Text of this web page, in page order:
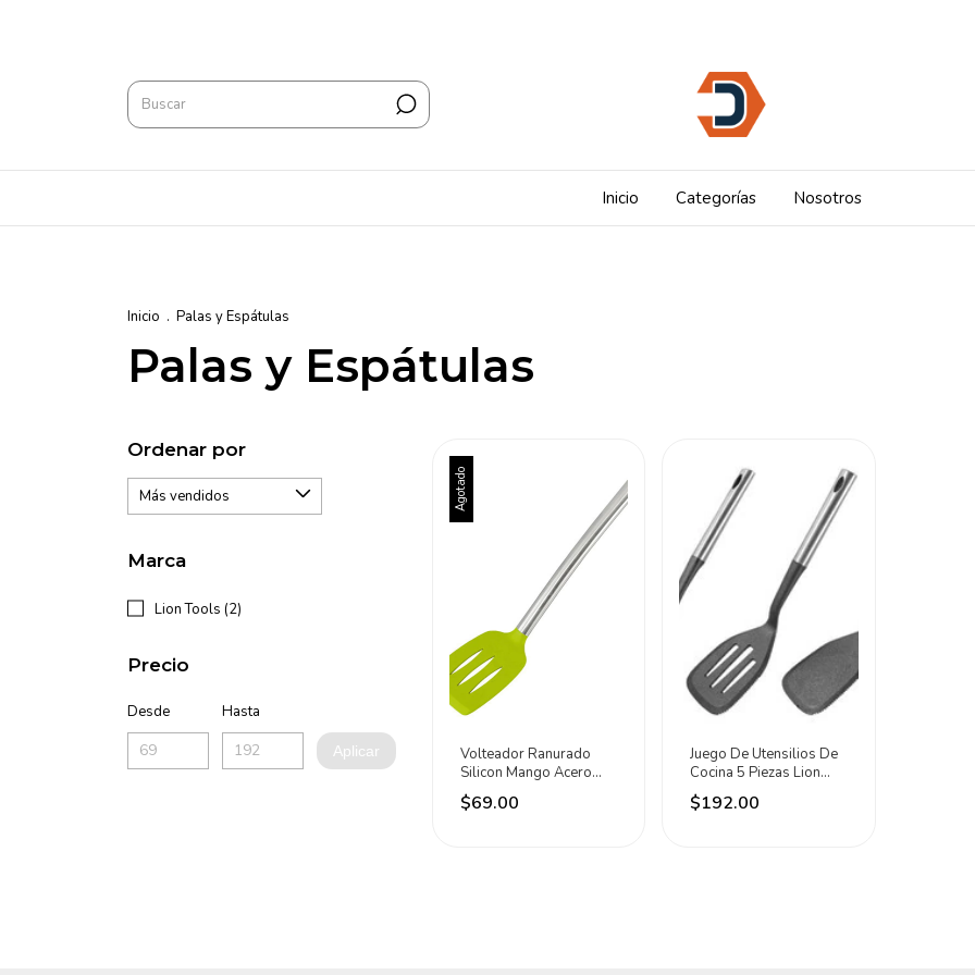
Inicio Categorías Nosotros
Inicio . Palas y Espátulas
Palas y Espátulas
Ordenar por
Marca
Lion Tools (2)
Precio
Desde Hasta
Aplicar
Agotado
Volteador Ranurado
Silicon Mango Acero
Inoxidable Lion Tools
Verde Lima
$69.00
Juego De Utensilios De
Cocina 5 Piezas Lion
Tools Negro
$192.00